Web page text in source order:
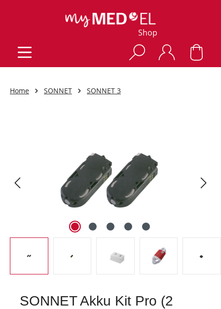
Shop
Home SONNET SONNET 3
SONNET Akku Kit Pro (2